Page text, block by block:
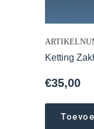
Ketting
€35,00